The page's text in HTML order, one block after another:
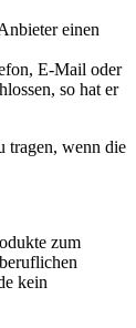
einen
E-Mail oder
so hat er
tragen, wenn die
zum
kein